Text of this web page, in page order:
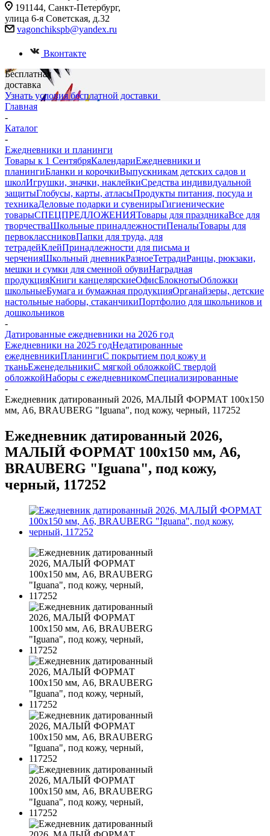
191144, Санкт-Петербург,
улица 6-я Советская, д.32
vagonchikspb@yandex.ru
Вконтакте
Бесплатная
доставка
Узнать условия бесплатной доставки
Главная
-
Каталог
-
Ежедневники и планинги
Товары к 1 СентябряКалендариЕжедневники и
планингиБланки и корочкиВыпускникам детских садов и
школИгрушки, значки, наклейкиСредства индивидуальной
защитыГлобусы, карты, атласыПродукты питания, посуда и
техникаДеловые подарки и сувенирыГигиенические
товарыСПЕЦПРЕДЛОЖЕНИЯТовары для праздникаВсе для
творчестваШкольные принадлежностиПеналыТовары для
первоклассниковПапки для труда, для
тетрадейКлейПринадлежности для письма и
черченияШкольный дневникРазноеТетрадиРанцы, рюкзаки,
мешки и сумки для сменной обувиНаградная
продукцияКниги канцелярскиеОфисБлокнотыОбложки
школьныеБумага и бумажная продукцияОрганайзеры, детские
настольные наборы, стаканчикиПортфолио для школьников и
дошкольников
-
Датированные ежедневники на 2026 год
Ежедневники на 2025 годНедатированные
ежедневникиПланингиС покрытием под кожу и
тканьЕженедельникиС мягкой обложкойС твердой
обложкойНаборы с ежедневникомСпециализированные
-
Ежедневник датированный 2026, МАЛЫЙ ФОРМАТ 100х150
мм, А6, BRAUBERG "Iguana", под кожу, черный, 117252
Ежедневник датированный 2026,
МАЛЫЙ ФОРМАТ 100х150 мм, А6,
BRAUBERG "Iguana", под кожу,
черный, 117252